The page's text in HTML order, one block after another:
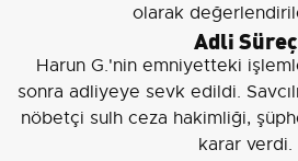
olarak
Adli Süreç
Harun G.'nin emniyetteki
sonra adliyeye sevk edildi.
nöbetçi sulh ceza hakimliği,
karar verdi.